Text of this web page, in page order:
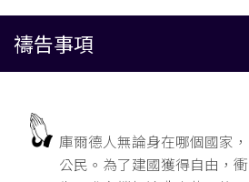
禱告事項
庫爾德人無論身在哪個國家
公民。為了建國獲得自由，